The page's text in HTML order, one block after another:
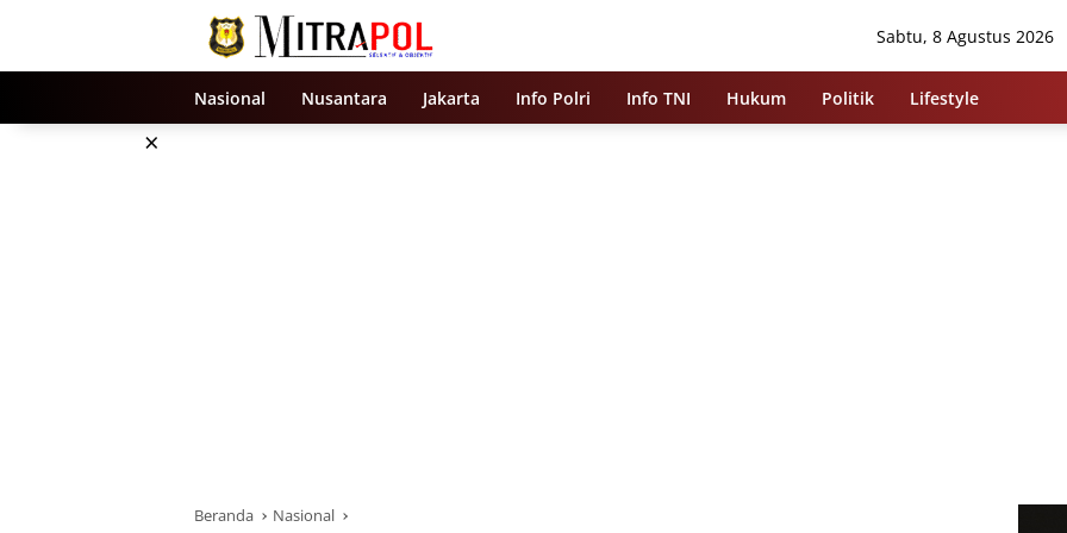
Sabtu, 8 Agustus 2026
Nasional Nusantara Jakarta Info Polri Info TNI Hukum Politik Lifestyle
×
Beranda Nasional